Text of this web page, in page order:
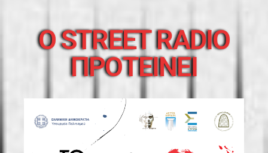
O STREET RADIO
ΠΡΟΤΕΙΝΕΙ